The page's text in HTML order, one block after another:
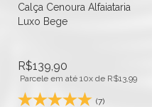
Calça Cenoura Alfaiataria
Luxo Bege
R$139,90
Parcele em até 10x de R$13,99
(7)